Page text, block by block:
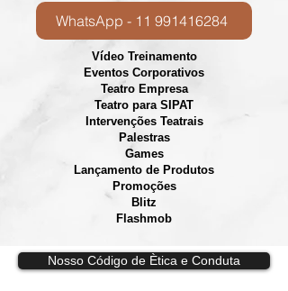
WhatsApp - 11 991416284
Vídeo Treinamento
Eventos Corporativos
​Teatro Empresa
Teatro para SIPAT
Intervenções Teatrais
Palestras
Games
Lançamento de Produtos
Promoções
Blitz
Flashmob
Nosso Código de Ètica e Conduta